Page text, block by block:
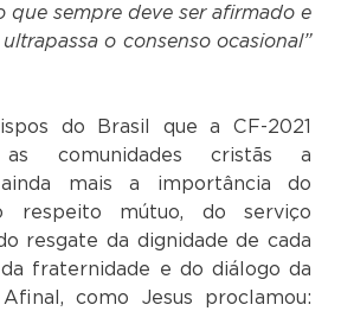
que sempre deve ser afirmado e
o consenso ocasional”
do Brasil que a CF-2021
comunidades cristãs a
ainda mais a importância do
respeito mútuo, do serviço
resgate da dignidade de cada
da fraternidade e do diálogo da
como Jesus proclamou: